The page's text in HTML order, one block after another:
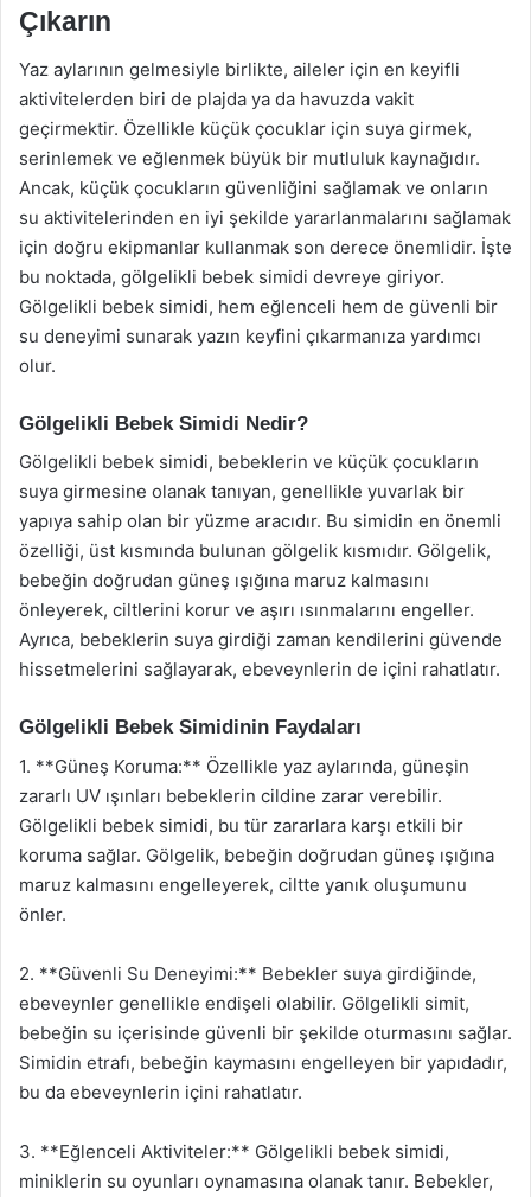
Çıkarın
Yaz aylarının gelmesiyle birlikte, aileler için en keyifli
aktivitelerden biri de plajda ya da havuzda vakit
geçirmektir. Özellikle küçük çocuklar için suya girmek,
serinlemek ve eğlenmek büyük bir mutluluk kaynağıdır.
Ancak, küçük çocukların güvenliğini sağlamak ve onların
su aktivitelerinden en iyi şekilde yararlanmalarını sağlamak
için doğru ekipmanlar kullanmak son derece önemlidir. İşte
bu noktada, gölgelikli bebek simidi devreye giriyor.
Gölgelikli bebek simidi, hem eğlenceli hem de güvenli bir
su deneyimi sunarak yazın keyfini çıkarmanıza yardımcı
olur.
Gölgelikli Bebek Simidi Nedir?
Gölgelikli bebek simidi, bebeklerin ve küçük çocukların
suya girmesine olanak tanıyan, genellikle yuvarlak bir
yapıya sahip olan bir yüzme aracıdır. Bu simidin en önemli
özelliği, üst kısmında bulunan gölgelik kısmıdır. Gölgelik,
bebeğin doğrudan güneş ışığına maruz kalmasını
önleyerek, ciltlerini korur ve aşırı ısınmalarını engeller.
Ayrıca, bebeklerin suya girdiği zaman kendilerini güvende
hissetmelerini sağlayarak, ebeveynlerin de içini rahatlatır.
Gölgelikli Bebek Simidinin Faydaları
1. **Güneş Koruma:** Özellikle yaz aylarında, güneşin
zararlı UV ışınları bebeklerin cildine zarar verebilir.
Gölgelikli bebek simidi, bu tür zararlara karşı etkili bir
koruma sağlar. Gölgelik, bebeğin doğrudan güneş ışığına
maruz kalmasını engelleyerek, ciltte yanık oluşumunu
önler.
2. **Güvenli Su Deneyimi:** Bebekler suya girdiğinde,
ebeveynler genellikle endişeli olabilir. Gölgelikli simit,
bebeğin su içerisinde güvenli bir şekilde oturmasını sağlar.
Simidin etrafı, bebeğin kaymasını engelleyen bir yapıdadır,
bu da ebeveynlerin içini rahatlatır.
3. **Eğlenceli Aktiviteler:** Gölgelikli bebek simidi,
miniklerin su oyunları oynamasına olanak tanır. Bebekler,